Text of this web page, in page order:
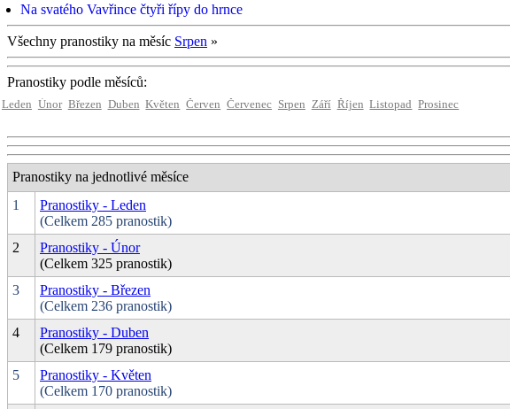
Na svatého Vavřince čtyři řípy do hrnce
Všechny pranostiky na měsíc Srpen »
Pranostiky podle měsíců:
Leden Únor Březen Duben Květen Červen Červenec Srpen Září Říjen Listopad Prosinec
Pranostiky na jednotlivé měsíce
1
Pranostiky - Leden
(Celkem 285 pranostik)
2
Pranostiky - Únor
(Celkem 325 pranostik)
3
Pranostiky - Březen
(Celkem 236 pranostik)
4
Pranostiky - Duben
(Celkem 179 pranostik)
5
Pranostiky - Květen
(Celkem 170 pranostik)